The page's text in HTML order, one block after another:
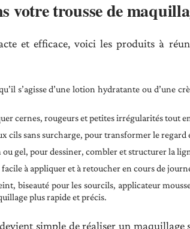
votre trousse de
et efficace, voici les produits à
s’agisse d’une lotion hydratante ou d’une
cernes, rougeurs et petites irrégularités tout
cils sans surcharge, pour transformer le regard
gel, pour dessiner, combler et structurer la
à appliquer et à retoucher en cours de
biseauté pour les sourcils, applicateur
plus rapide et précis.
simple de réaliser un maquillage